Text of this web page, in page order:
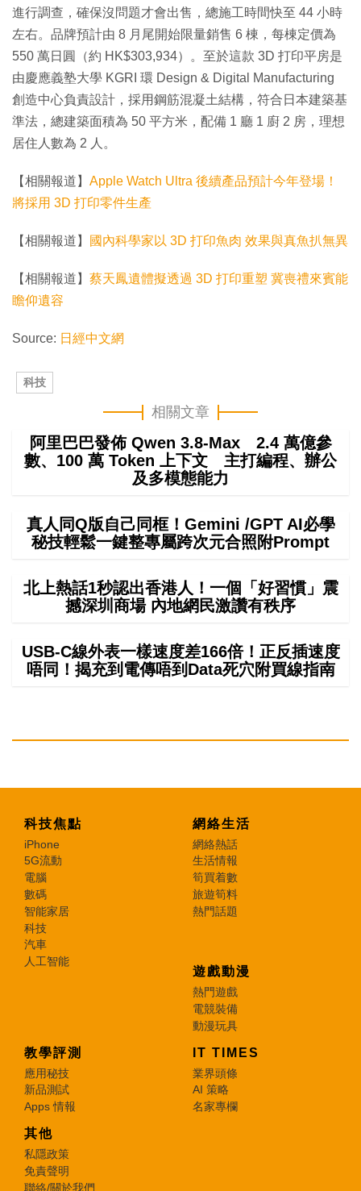
進行調查，確保沒問題才會出售，總施工時間快至 44 小時
左右。品牌預計由 8 月尾開始限量銷售 6 棟，每棟定價為
550 萬日圓（約 HK$303,934）。至於這款 3D 打印平房是
由慶應義塾大學 KGRI 環 Design & Digital Manufacturing
創造中心負責設計，採用鋼筋混凝土結構，符合日本建築基
準法，總建築面積為 50 平方米，配備 1 廳 1 廚 2 房，理想
居住人數為 2 人。
【相關報道】 Apple Watch Ultra 後續產品預計今年登場！
將採用 3D 打印零件生產
【相關報道】 國內科學家以 3D 打印魚肉 效果與真魚扒無異
【相關報道】 蔡天鳳遺體擬透過 3D 打印重塑 冀喪禮來賓能
瞻仰遺容
Source: 日經中文網
科技
相關文章
阿里巴巴發佈 Qwen 3.8-Max 2.4 萬億參
數、100 萬 Token 上下文 主打編程、辦公
及多模態能力
真人同Q版自己同框！Gemini /GPT AI必學
秘技輕鬆一鍵整專屬跨次元合照附Prompt
北上熱話1秒認出香港人！一個「好習慣」震
撼深圳商場 內地網民激讚有秩序
USB-C線外表一樣速度差166倍！正反插速度
唔同！揭充到電傳唔到Data死穴附買線指南
科技焦點
iPhone
5G流動
電腦
數碼
智能家居
科技
汽車
人工智能
網絡生活
網絡熱話
生活情報
筍買着數
旅遊筍料
熱門話題
遊戲動漫
熱門遊戲
電競裝備
動漫玩具
教學評測
應用秘技
新品測試
Apps 情報
IT TIMES
業界頭條
AI 策略
名家專欄
其他
私隱政策
免責聲明
聯絡/關於我們